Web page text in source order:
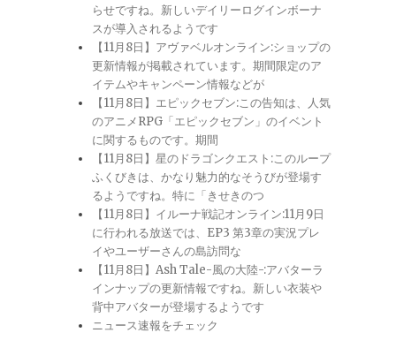
らせですね。新しいデイリーログインボーナ
スが導入されるようです
【11月8日】アヴァベルオンライン:ショップの
更新情報が掲載されています。期間限定のア
イテムやキャンペーン情報などが
【11月8日】エピックセブン:この告知は、人気
のアニメRPG「エピックセブン」のイベント
に関するものです。期間
【11月8日】星のドラゴンクエスト:このループ
ふくびきは、かなり魅力的なそうびが登場す
るようですね。特に「きせきのつ
【11月8日】イルーナ戦記オンライン:11月9日
に行われる放送では、EP3 第3章の実況プレ
イやユーザーさんの島訪問な
【11月8日】Ash Tale-風の大陸-:アバターラ
インナップの更新情報ですね。新しい衣装や
背中アバターが登場するようです
ニュース速報をチェック